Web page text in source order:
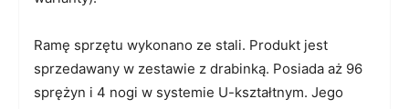
Ramę sprzętu wykonano ze stali. Produkt jest
sprzedawany w zestawie z drabinką. Posiada aż 96
sprężyn i 4 nogi w systemie U-kształtnym. Jego